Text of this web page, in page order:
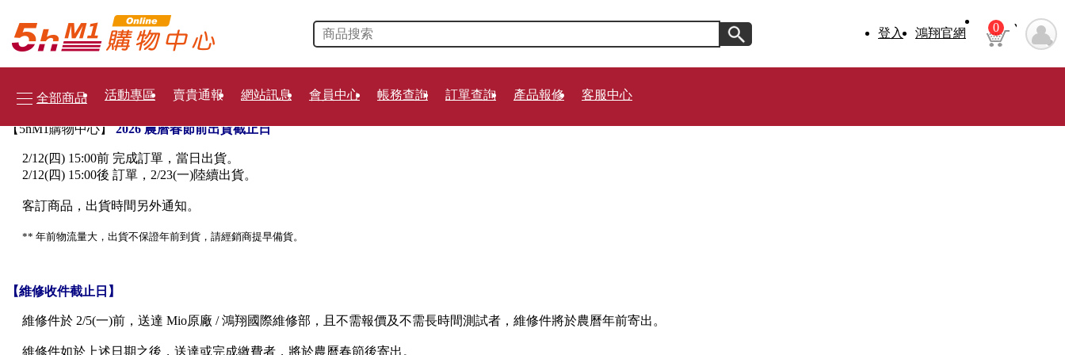
登入 鴻翔官網 0
全部商品 活動專區 賣貴通報 網站訊息 會員中心 帳務查詢 訂單查詢 產品報修 客服中心
請先[登入會員]
賣貴通報
重要訊息 通知
【5hM1購物中心】2026 農曆春節前出貨截止日
2/12(四) 15:00前 完成訂單，當日出貨。
2/12(四) 15:00後 訂單，2/23(一)陸續出貨。
客訂商品，出貨時間另外通知。
** 年前物流量大，出貨不保證年前到貨，請經銷商提早備貨。
【維修收件截止日】
維修件於 2/5(一)前，送達 Mio原廠 / 鴻翔國際維修部，且不需報價及不需長時間測試者，維修件將於農曆年前寄出。
維修件如於上述日期之後，送達或完成繳費者，將於農曆春節後寄出。